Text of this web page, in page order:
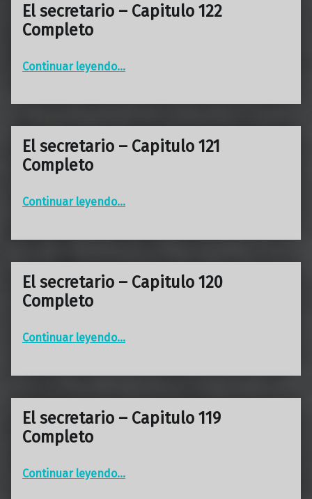
El secretario – Capitulo 122
Completo
Continuar leyendo…
El secretario – Capitulo 121
Completo
Continuar leyendo…
El secretario – Capitulo 120
Completo
Continuar leyendo…
El secretario – Capitulo 119
Completo
Continuar leyendo…